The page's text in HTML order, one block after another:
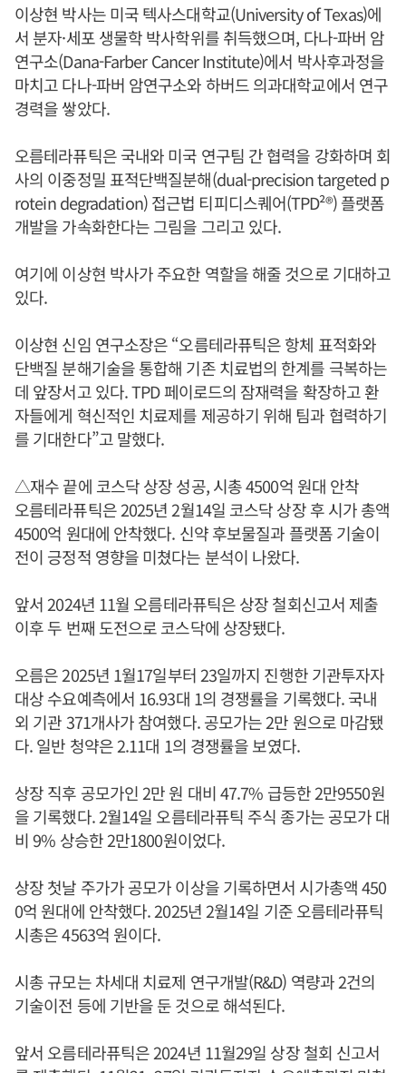
이상현 박사는 미국 텍사스대학교(University of Texas)에
서 분자·세포 생물학 박사학위를 취득했으며, 다나-파버 암
연구소(Dana-Farber Cancer Institute)에서 박사후과정을
마치고 다나-파버 암연구소와 하버드 의과대학교에서 연구
경력을 쌓았다.
오름테라퓨틱은 국내와 미국 연구팀 간 협력을 강화하며 회
사의 이중정밀 표적단백질분해(dual-precision targeted p
rotein degradation) 접근법 티피디스퀘어(TPD²®) 플랫폼
개발을 가속화한다는 그림을 그리고 있다.
여기에 이상현 박사가 주요한 역할을 해줄 것으로 기대하고
있다.
이상현 신임 연구소장은 “오름테라퓨틱은 항체 표적화와
단백질 분해기술을 통합해 기존 치료법의 한계를 극복하는
데 앞장서고 있다. TPD 페이로드의 잠재력을 확장하고 환
자들에게 혁신적인 치료제를 제공하기 위해 팀과 협력하기
를 기대한다”고 말했다.
△재수 끝에 코스닥 상장 성공, 시총 4500억 원대 안착
오름테라퓨틱은 2025년 2월14일 코스닥 상장 후 시가 총액
4500억 원대에 안착했다. 신약 후보물질과 플랫폼 기술이
전이 긍정적 영향을 미쳤다는 분석이 나왔다.
앞서 2024년 11월 오름테라퓨틱은 상장 철회신고서 제출
이후 두 번째 도전으로 코스닥에 상장됐다.
오름은 2025년 1월17일부터 23일까지 진행한 기관투자자
대상 수요예측에서 16.93대 1의 경쟁률을 기록했다. 국내
외 기관 371개사가 참여했다. 공모가는 2만 원으로 마감됐
다. 일반 청약은 2.11대 1의 경쟁률을 보였다.
상장 직후 공모가인 2만 원 대비 47.7% 급등한 2만9550원
을 기록했다. 2월14일 오름테라퓨틱 주식 종가는 공모가 대
비 9% 상승한 2만1800원이었다.
상장 첫날 주가가 공모가 이상을 기록하면서 시가총액 450
0억 원대에 안착했다. 2025년 2월14일 기준 오름테라퓨틱
시총은 4563억 원이다.
시총 규모는 차세대 치료제 연구개발(R&D) 역량과 2건의
기술이전 등에 기반을 둔 것으로 해석된다.
앞서 오름테라퓨틱은 2024년 11월29일 상장 철회 신고서